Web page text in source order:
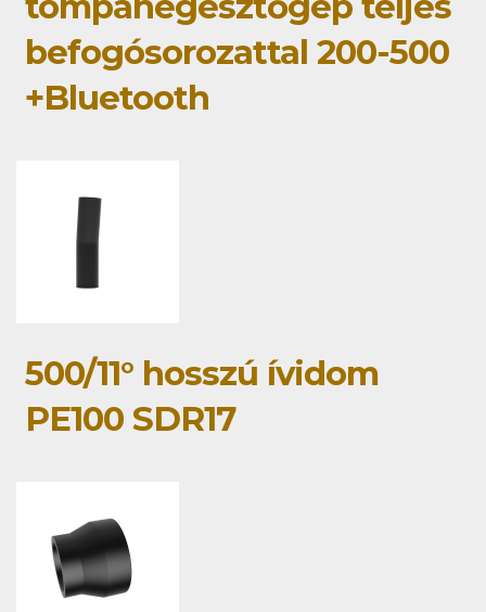
befogósorozattal 200-500
+Bluetooth
500/11° hosszú ívidom
PE100 SDR17